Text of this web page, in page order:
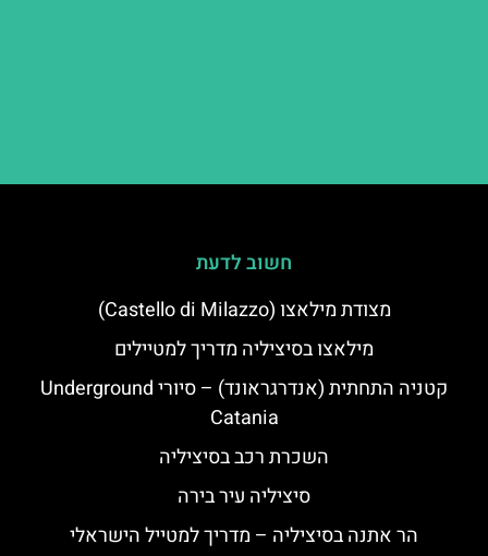
חשוב לדעת
מצודת מילאצו (Castello di Milazzo)
מילאצו בסיציליה מדריך למטיילים
קטניה התחתית (אנדרגראונד) – סיורי Underground
Catania
השכרת רכב בסיציליה
סיציליה עיר בירה
הר אתנה בסיציליה – מדריך למטייל הישראלי